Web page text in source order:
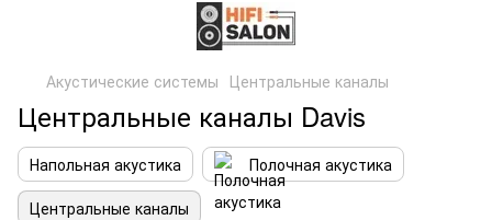
Акустические системы Центральные каналы
Центральные каналы Davis
Напольная акустика
Полочная акустика
Центральные каналы